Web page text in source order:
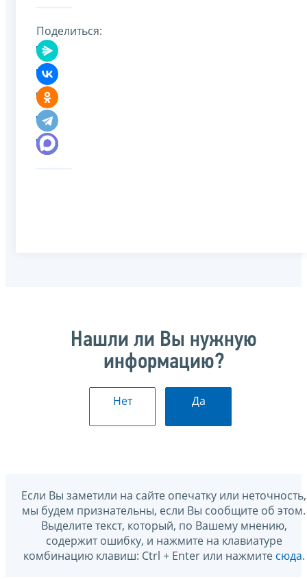
Поделиться:
Нашли ли Вы нужную
информацию?
Нет Да
Если Вы заметили на сайте опечатку или неточность,
мы будем признательны, если Вы сообщите об этом.
Выделите текст, который, по Вашему мнению,
содержит ошибку, и нажмите на клавиатуре
комбинацию клавиш: Ctrl + Enter или нажмите сюда.